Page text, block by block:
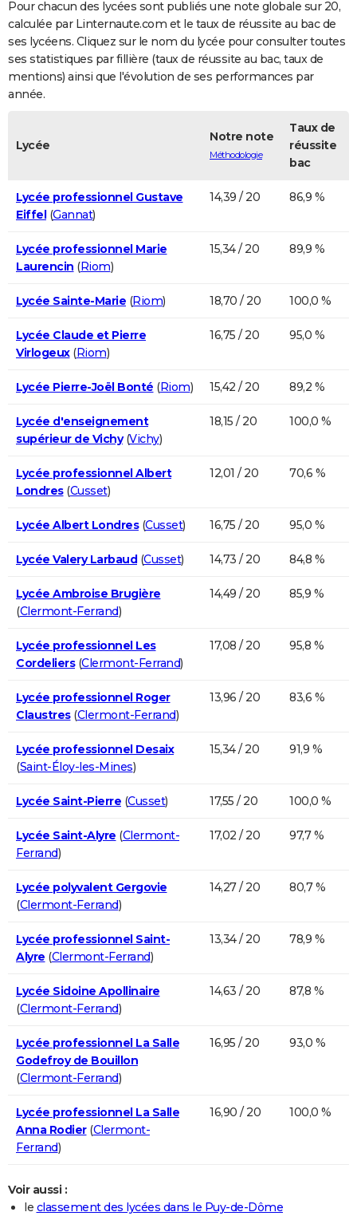
S'inscrire
Se connecter
Lycées
Collèges
Primaires
Universités
Entreprises
Service militaire
Avis de recherche
AVIS DE DÉCÈS
FORUM
Bricolage
Lifestyle
Culture
Sport
Auto
Television
Voyage
Cinema
Pour chacun des lycées sont publiés une note globale sur 20,
calculée par Linternaute.com et le taux de réussite au bac de
ses lycéens. Cliquez sur le nom du lycée pour consulter toutes
ses statistiques par fillière (taux de réussite au bac, taux de
mentions) ainsi que l'évolution de ses performances par
année.
Lycée
Notre note
Méthodologie
Taux de
réussite
bac
Lycée professionnel Gustave
Eiffel(Gannat)
14,39 / 20 86,9 %
Lycée professionnel Marie
Laurencin (Riom)
15,34 / 20 89,9 %
Lycée Sainte-Marie (Riom) 18,70 / 20 100,0 %
Lycée Claude et Pierre
Virlogeux(Riom)
16,75 / 20 95,0 %
Lycée Pierre-Joël Bonté (Riom) 15,42 / 20 89,2 %
Lycée d'enseignement
supérieur de Vichy(Vichy)
18,15 / 20 100,0 %
Lycée professionnel Albert
Londres(Cusset)
12,01 / 20 70,6 %
Lycée Albert Londres(Cusset) 16,75 / 20 95,0 %
Lycée Valery Larbaud(Cusset) 14,73 / 20 84,8 %
Lycée Ambroise Brugière
(Clermont-Ferrand)
14,49 / 20 85,9 %
Lycée professionnel Les
Cordeliers(Clermont-Ferrand)
17,08 / 20 95,8 %
Lycée professionnel Roger
Claustres(Clermont-Ferrand)
13,96 / 20 83,6 %
Lycée professionnel Desaix
(Saint-Éloy-les-Mines)
15,34 / 20 91,9 %
Lycée Saint-Pierre (Cusset) 17,55 / 20 100,0 %
Lycée Saint-Alyre (Clermont-
Ferrand)
17,02 / 20 97,7 %
Lycée polyvalent Gergovie
(Clermont-Ferrand)
14,27 / 20 80,7 %
Lycée professionnel Saint-
Alyre (Clermont-Ferrand)
13,34 / 20 78,9 %
Lycée Sidoine Apollinaire
(Clermont-Ferrand)
14,63 / 20 87,8 %
Lycée professionnel La Salle
Godefroy de Bouillon
(Clermont-Ferrand)
16,95 / 20 93,0 %
Lycée professionnel La Salle
Anna Rodier(Clermont-
Ferrand)
16,90 / 20 100,0 %
Voir aussi :
le classement des lycées dans le Puy-de-Dôme